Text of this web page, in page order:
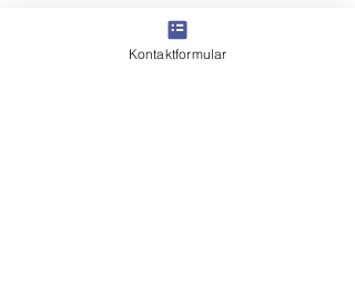
Kontaktformular